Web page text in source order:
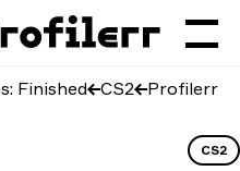
Profilerr
CS2
Finished